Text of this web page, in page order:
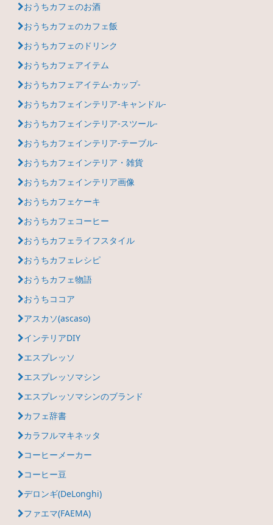
おうちカフェのお酒
おうちカフェのカフェ飯
おうちカフェのドリンク
おうちカフェアイテム
おうちカフェアイテム-カップ-
おうちカフェインテリア-キャンドル-
おうちカフェインテリア-スツール-
おうちカフェインテリア-テーブル-
おうちカフェインテリア・雑貨
おうちカフェインテリア画像
おうちカフェケーキ
おうちカフェコーヒー
おうちカフェライフスタイル
おうちカフェレシピ
おうちカフェ物語
おうちココア
アスカソ(ascaso)
インテリアDIY
エスプレッソ
エスプレッソマシン
エスプレッソマシンのブランド
カフェ辞書
カラフルマキネッタ
コーヒーメーカー
コーヒー豆
デロンギ(DeLonghi)
ファエマ(FAEMA)